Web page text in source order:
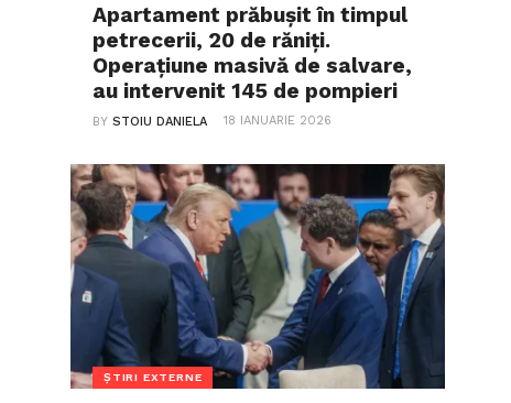
Apartament prăbușit în timpul
petrecerii, 20 de răniți.
Operațiune masivă de salvare,
au intervenit 145 de pompieri
BYSTOIU DANIELA 18 IANUARIE 2026
ȘTIRI EXTERNE